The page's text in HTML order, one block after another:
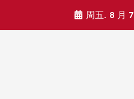
周五. 8 月